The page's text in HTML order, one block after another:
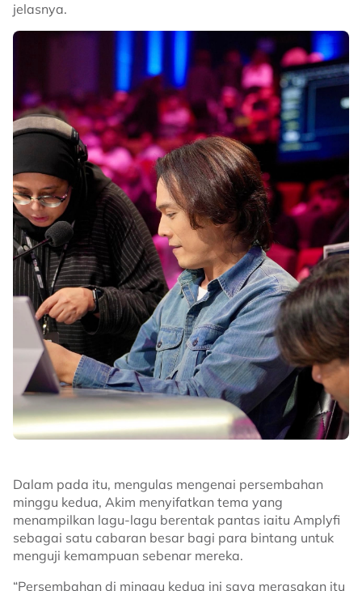
jelasnya.
Dalam pada itu, mengulas mengenai persembahan
minggu kedua, Akim menyifatkan tema yang
menampilkan lagu-lagu berentak pantas iaitu Amplyfi
sebagai satu cabaran besar bagi para bintang untuk
menguji kemampuan sebenar mereka.
“Persembahan di minggu kedua ini saya merasakan itu